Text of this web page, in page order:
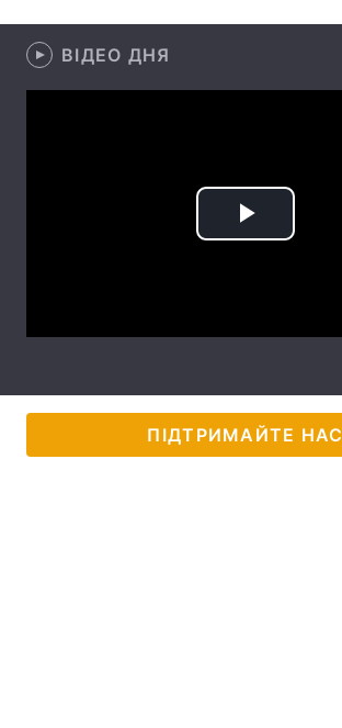
Україна Політика
Лонгріди
ВІДЕО ДНЯ
Play
ПІДТРИМАЙТЕ НАС